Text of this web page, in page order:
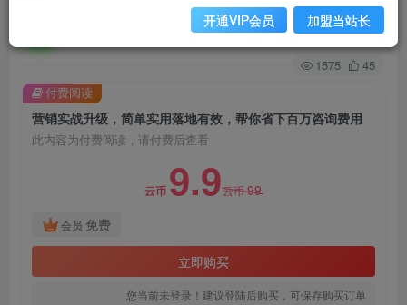
关注 私信
1575 45
营销实战升级，简单实用落地有效，帮你省下百万咨询费用
此内容为付费阅读，请付费后查看
云币 9.9云币99
会员 免费
立即购买
您当前未登录！建议登陆后购买，可保存购买订单
付费阅读
开通VIP会员 加盟当站长